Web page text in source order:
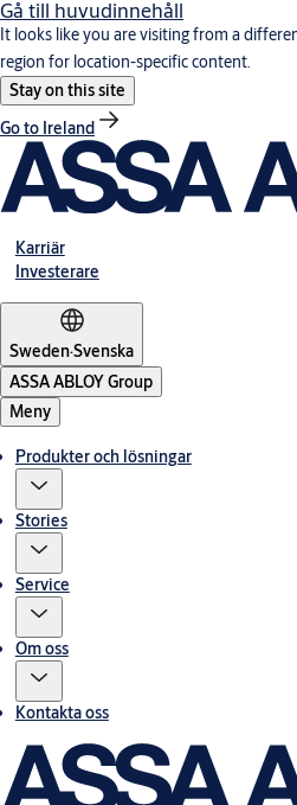
Gå till huvudinnehåll
It looks like you are visiting from a
region for location-specific content.
Stay on this site
Go to Ireland
Karriär
Investerare
Sweden·Svenska
ASSA ABLOY Group
Meny
Produkter och lösningar
Stories
Service
Om oss
Kontakta oss